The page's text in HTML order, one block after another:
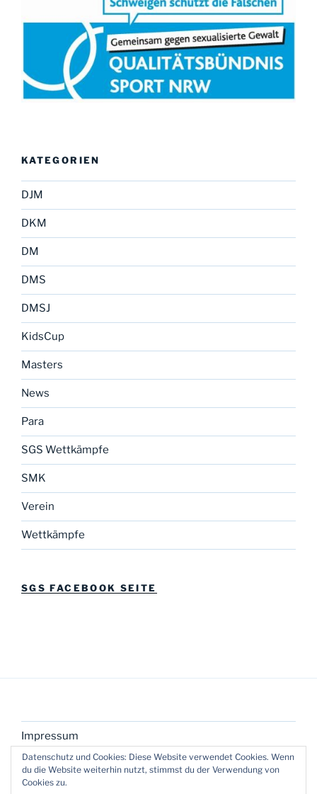
KATEGORIEN
DJM
DKM
DM
DMS
DMSJ
KidsCup
Masters
News
Para
SGS Wettkämpfe
SMK
Verein
Wettkämpfe
SGS FACEBOOK SEITE
Impressum
Datenschutz und Cookies: Diese Website verwendet Cookies. Wenn
du die Website weiterhin nutzt, stimmst du der Verwendung von
Cookies zu.